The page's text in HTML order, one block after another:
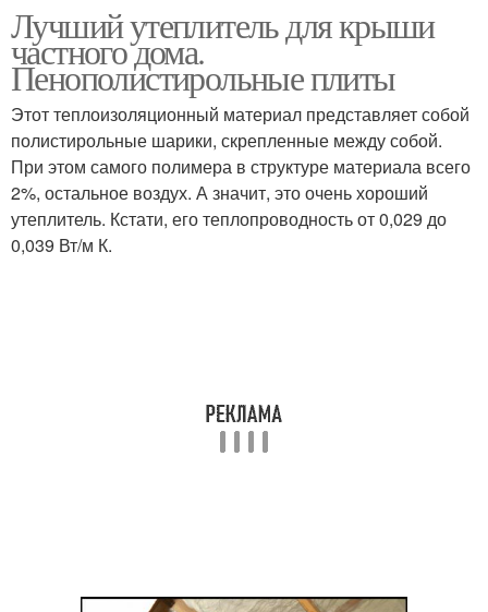
Базальтовый
утеплитель
мансардной крыши
Требования к
мансардному
утеплителю
Утеплитель для скатной
или
Утеплитель для
Лучший утеплитель для крыши
частного дома.
Пенополистирольные плиты
Этот теплоизоляционный материал представляет собой
полистирольные шарики, скрепленные между собой.
При этом самого полимера в структуре материала всего
2%, остальное воздух. А значит, это очень хороший
утеплитель. Кстати, его теплопроводность от 0,029 до
0,039 Вт/м К.